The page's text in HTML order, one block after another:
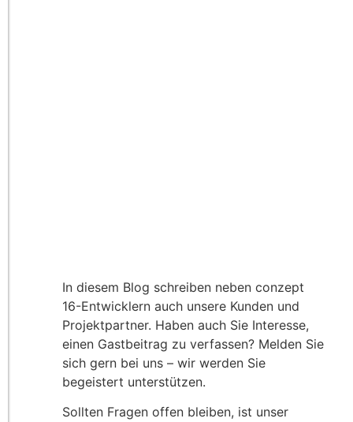
In diesem Blog schreiben neben conzept
16-Entwicklern auch unsere Kunden und
Projektpartner. Haben auch Sie Interesse,
einen Gastbeitrag zu verfassen? Melden Sie
sich gern bei uns – wir werden Sie
begeistert unterstützen.
Sollten Fragen offen bleiben, ist unser